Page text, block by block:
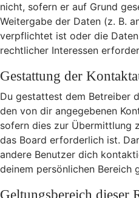
nicht, sofern er auf Grund
Weitergabe der Daten (z. B.
verpflichtet ist oder die
rechtlicher Interessen
Gestattung der
Du gestattest dem Betreiber
den von dir angegebenen
sofern dies zur Übermittlung
das Board erforderlich ist.
andere Benutzer dich
deinem persönlichen Bereich
Geltungsbereich dieser